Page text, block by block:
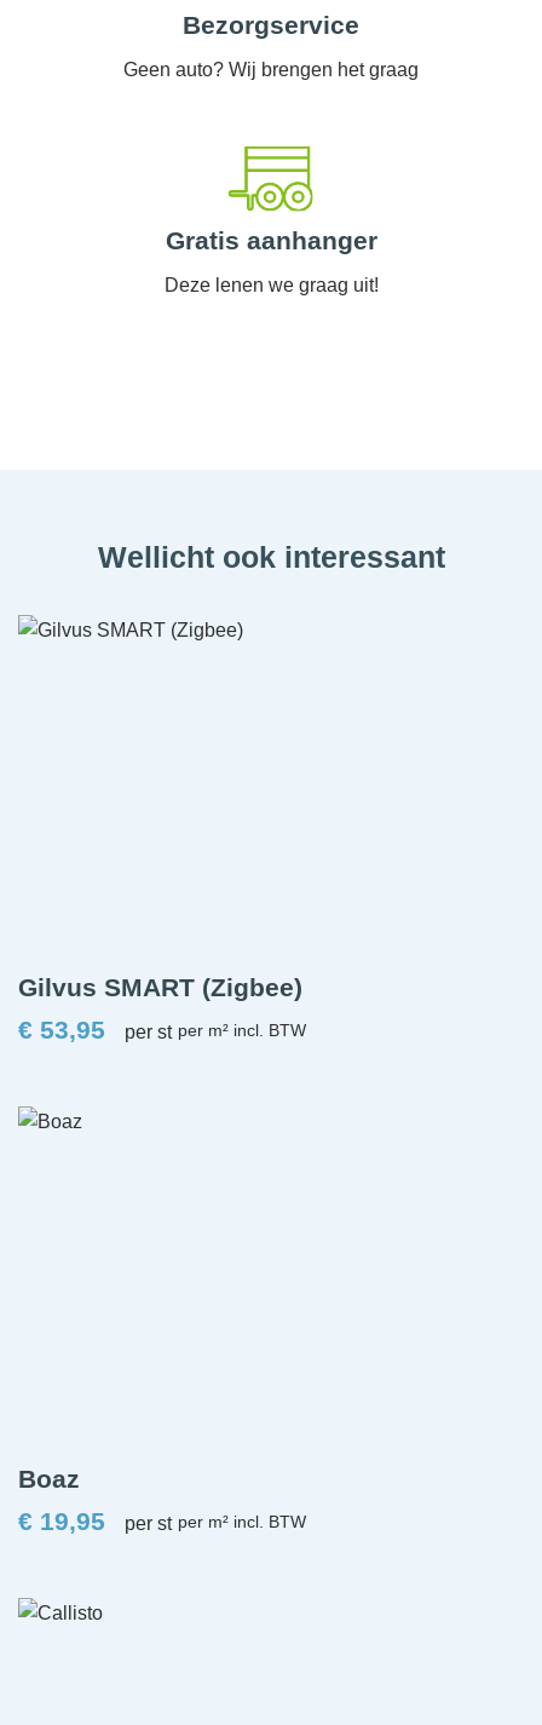
Bezorgservice
Geen auto? Wij brengen het graag
Gratis aanhanger
Deze lenen we graag uit!
Wellicht ook interessant
Gilvus SMART (Zigbee)
€ 53,95 per st
Boaz
€ 19,95 per st